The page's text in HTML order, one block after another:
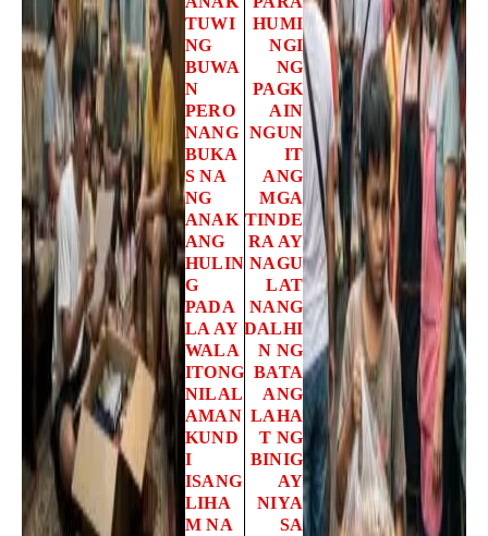
TUWI
NG
BUWA
N
PERO
NANG
BUKA
S NA
NG
ANAK
ANG
HULIN
G
PADA
LA AY
WALA
ITONG
NILAL
AMAN
KUND
I
ISANG
LIHA
M NA
HUMI
NGI
NG
PAGK
AIN
NGUN
IT
ANG
MGA
TINDE
RA AY
NAGU
LAT
NANG
DALHI
N NG
BATA
ANG
LAHA
T NG
BINIG
AY
NIYA
SA